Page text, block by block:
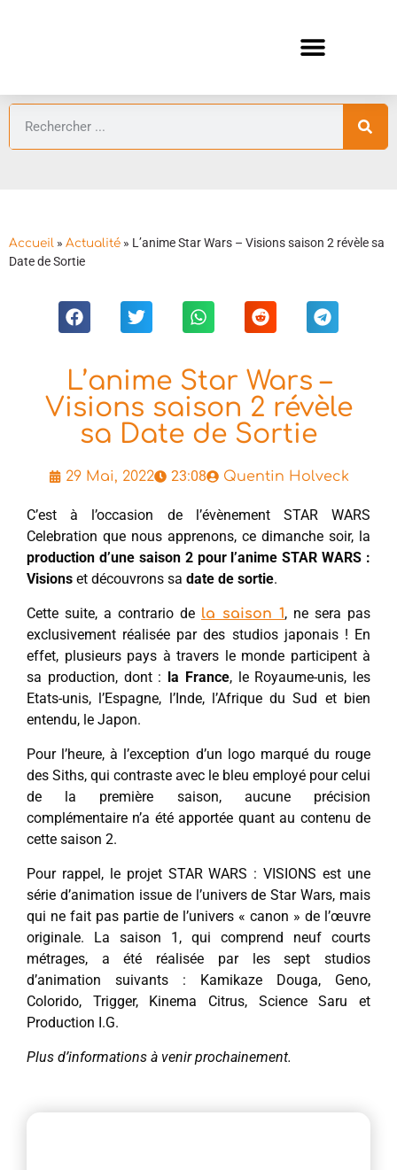
Accueil » Actualité » L’anime Star Wars – Visions saison 2 révèle sa
Date de Sortie
L’anime Star Wars –
Visions saison 2 révèle
sa Date de Sortie
29 Mai, 2022 23:08 Quentin Holveck
C’est à l’occasion de l’évènement STAR WARS
Celebration que nous apprenons, ce dimanche soir, la
production d’une saison 2 pour l’anime STAR WARS :
Visions et découvrons sa date de sortie.
Cette suite, a contrario de la saison 1, ne sera pas
exclusivement réalisée par des studios japonais ! En
effet, plusieurs pays à travers le monde participent à
sa production, dont : la France, le Royaume-unis, les
Etats-unis, l’Espagne, l’Inde, l’Afrique du Sud et bien
entendu, le Japon.
Pour l’heure, à l’exception d’un logo marqué du rouge
des Siths, qui contraste avec le bleu employé pour celui
de la première saison, aucune précision
complémentaire n’a été apportée quant au contenu de
cette saison 2.
Pour rappel, le projet STAR WARS : VISIONS est une
série d’animation issue de l’univers de Star Wars, mais
qui ne fait pas partie de l’univers « canon » de l’œuvre
originale. La saison 1, qui comprend neuf courts
métrages, a été réalisée par les sept studios
d’animation suivants : Kamikaze Douga, Geno,
Colorido, Trigger, Kinema Citrus, Science Saru et
Production I.G.
Plus d’informations à venir prochainement.